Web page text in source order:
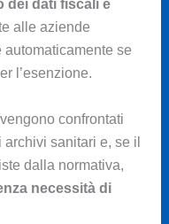
dei dati fiscali e
alle aziende
se
l’esenzione.
confrontati
sanitari e, se il
dalla normativa,
necessità di